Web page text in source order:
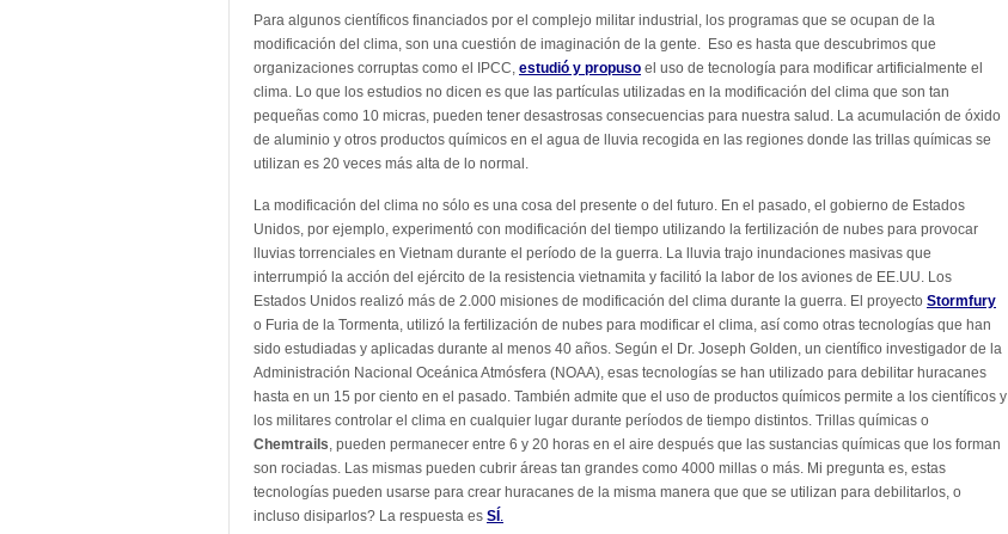
Para algunos científicos financiados por el complejo militar industrial, los programas que se ocupan de la
modificación del clima, son una cuestión de imaginación de la gente. Eso es hasta que descubrimos que
organizaciones corruptas como el IPCC, estudió y propuso el uso de tecnología para modificar artificialmente el
clima. Lo que los estudios no dicen es que las partículas utilizadas en la modificación del clima que son tan
pequeñas como 10 micras, pueden tener desastrosas consecuencias para nuestra salud. La acumulación de óxido
de aluminio y otros productos químicos en el agua de lluvia recogida en las regiones donde las trillas químicas se
utilizan es 20 veces más alta de lo normal.
La modificación del clima no sólo es una cosa del presente o del futuro. En el pasado, el gobierno de Estados
Unidos, por ejemplo, experimentó con modificación del tiempo utilizando la fertilización de nubes para provocar
lluvias torrenciales en Vietnam durante el período de la guerra. La lluvia trajo inundaciones masivas que
interrumpió la acción del ejército de la resistencia vietnamita y facilitó la labor de los aviones de EE.UU. Los
Estados Unidos realizó más de 2.000 misiones de modificación del clima durante la guerra. El proyecto Stormfury
o Furia de la Tormenta, utilizó la fertilización de nubes para modificar el clima, así como otras tecnologías que han
sido estudiadas y aplicadas durante al menos 40 años. Según el Dr. Joseph Golden, un científico investigador de la
Administración Nacional Oceánica Atmósfera (NOAA), esas tecnologías se han utilizado para debilitar huracanes
hasta en un 15 por ciento en el pasado. También admite que el uso de productos químicos permite a los científicos y
los militares controlar el clima en cualquier lugar durante períodos de tiempo distintos. Trillas químicas o
Chemtrails, pueden permanecer entre 6 y 20 horas en el aire después que las sustancias químicas que los forman
son rociadas. Las mismas pueden cubrir áreas tan grandes como 4000 millas o más. Mi pregunta es, estas
tecnologías pueden usarse para crear huracanes de la misma manera que que se utilizan para debilitarlos, o
incluso disiparlos? La respuesta es SÍ .